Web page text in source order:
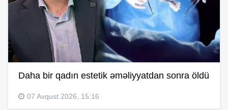
Daha bir qadın estetik əməliyyatdan sonra öldü
07 Avqust 2026, 15:16